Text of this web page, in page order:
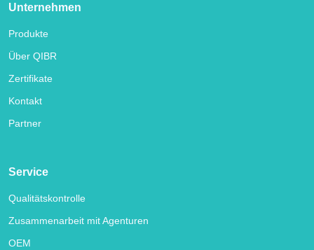
Unternehmen
Produkte
Über QIBR
Zertifikate
Kontakt
Partner
Service
Qualitätskontrolle
Zusammenarbeit mit Agenturen
OEM